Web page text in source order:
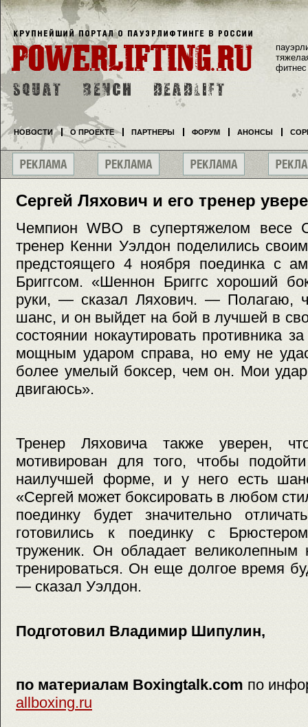
Сергей Ляхович и его тренер
Чемпион WBO в супертяжелом весе
тренер Кенни Уэлдон поделились
предстоящего 4 ноября поединка с
Бриггсом. «Шеннон Бриггс хороший
руки, — сказал Ляхович. — Полагаю,
шанс, и он выйдет на бой в лучшей в
состоянии нокаутировать противника
мощным ударом справа, но ему не
более умелый боксер, чем он. Мои
двигаюсь».
Тренер Ляховича также уверен,
мотивирован для того, чтобы
наилучшей форме, и у него есть
«Сергей может боксировать в любом
поединку будет значительно
готовились к поединку с
труженик. Он обладает
тренироваться. Он еще долгое время
— сказал Уэлдон.
Подготовил Владимир Шипулин,
по материалам Boxingtalk.com по
allboxing.ru
фитнес
НОВОСТИ О ПРОЕКТЕ ПАРТНЕРЫ ФОРУМ АНОНСЫ